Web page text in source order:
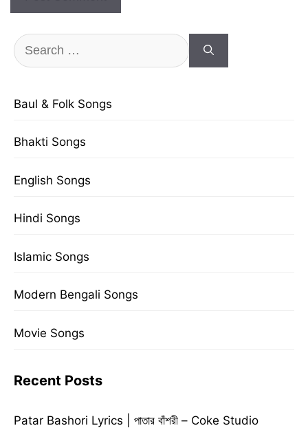
Search
for:
Baul & Folk Songs
Bhakti Songs
English Songs
Hindi Songs
Islamic Songs
Modern Bengali Songs
Movie Songs
Recent Posts
Patar Bashori Lyrics | পাতার বাঁশরী – Coke Studio